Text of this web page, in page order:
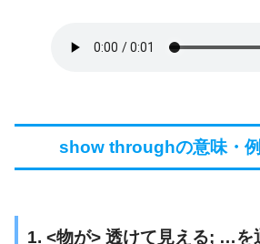
show throughの意味・
1. <物が> 透けて見える; …を